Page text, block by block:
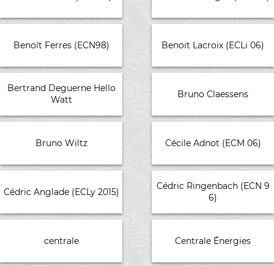
Benoît Ferres (ECN98) Benoit Lacroix (ECLi 06)
Bertrand Deguerne Hello
Watt
Bruno Claessens
Bruno Wiltz Cécile Adnot (ECM 06)
Cédric Anglade (ECLy 2015)
Cédric Ringenbach (ECN 9
6)
centrale Centrale Énergies